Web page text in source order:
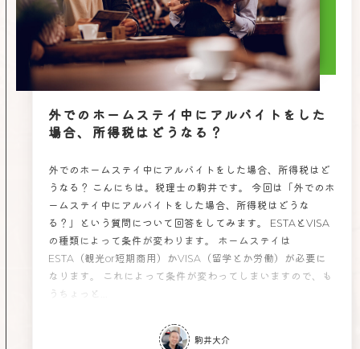
外でのホームステイ中にアルバイトをした
場合、所得税はどうなる？
外でのホームステイ中にアルバイトをした場合、所得税はど
うなる？ こんにちは。税理士の駒井です。 今回は「外でのホ
ームステイ中にアルバイトをした場合、所得税はどうな
る？」という質問について回答をしてみます。 ESTAとVISA
の種類によって条件が変わります。 ホームステイは
ESTA（観光or短期商用）かVISA（留学とか労働）が必要に
なります。 これによって条件が変わってしまいますので、も
うちょっと...
駒井大介